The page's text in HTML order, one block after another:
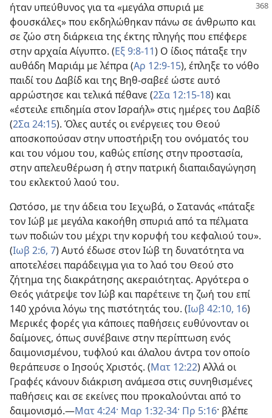
ήταν υπεύθυνος για τα «μεγάλα σπυριά με
φουσκάλες» που εκδηλώθηκαν πάνω σε άνθρωπο και
σε ζώο στη διάρκεια της έκτης πληγής που επέφερε
στην αρχαία Αίγυπτο. (Εξ 9:8-11) Ο ίδιος πάταξε την
αυθάδη Μαριάμ με λέπρα (Αρ 12:9-15), έπληξε το νόθο
παιδί του Δαβίδ και της Βηθ-σαβεέ ώστε αυτό
αρρώστησε και τελικά πέθανε (2Σα 12:15-18) και
«έστειλε επιδημία στον Ισραήλ» στις ημέρες του Δαβίδ
(2Σα 24:15). Όλες αυτές οι ενέργειες του Θεού
αποσκοπούσαν στην υποστήριξη του ονόματός του
και του νόμου του, καθώς επίσης στην προστασία,
στην απελευθέρωση ή στην πατρική διαπαιδαγώγηση
του εκλεκτού λαού του.
Ωστόσο, με την άδεια του Ιεχωβά, ο Σατανάς «πάταξε
τον Ιώβ με μεγάλα κακοήθη σπυριά από τα πέλματα
των ποδιών του μέχρι την κορυφή του κεφαλιού του».
(Ιωβ 2:6, 7) Αυτό έδωσε στον Ιώβ τη δυνατότητα να
αποτελέσει παράδειγμα για το λαό του Θεού στο
ζήτημα της διακράτησης ακεραιότητας. Αργότερα ο
Θεός γιάτρεψε τον Ιώβ και παρέτεινε τη ζωή του επί
140 χρόνια λόγω της πιστότητάς του. (Ιωβ 42:10, 16)
Μερικές φορές για κάποιες παθήσεις ευθύνονταν οι
δαίμονες, όπως συνέβαινε στην περίπτωση ενός
δαιμονισμένου, τυφλού και άλαλου άντρα τον οποίο
θεράπευσε ο Ιησούς Χριστός. (Ματ 12:22) Αλλά οι
Γραφές κάνουν διάκριση ανάμεσα στις συνηθισμένες
παθήσεις και σε εκείνες που προκαλούνται από το
δαιμονισμό.—Ματ 4:24· Μαρ 1:32-34· Πρ 5:16· βλέπε